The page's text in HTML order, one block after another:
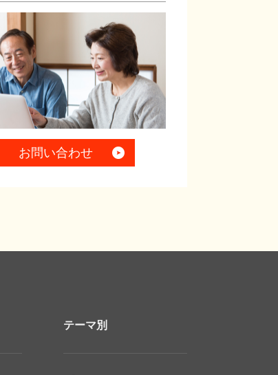
お問い合わせ
テーマ別